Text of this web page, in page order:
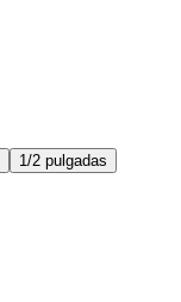
1/2 pulgadas